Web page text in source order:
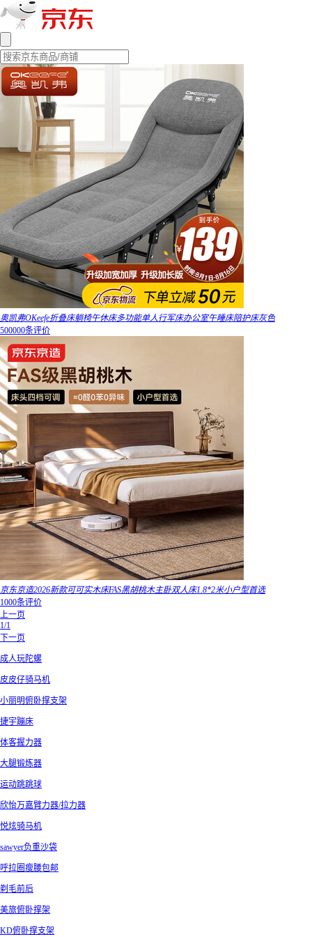
奥凯弗OKeefe折叠床躺椅午休床多功能单人行军床办公室午睡床陪护床灰色
500000条评价
京东京造2026新款可可实木床FAS黑胡桃木主卧双人床1.8*2米小户型首选
1000条评价
上一页
1/1
下一页
成人玩陀螺
皮皮仔骑马机
小丽明俯卧撑支架
捷宇蹦床
体客握力器
大腿锻炼器
运动跳跳球
欣怡万嘉臂力器/拉力器
悦炫骑马机
sawyer负重沙袋
呼拉圈瘦腰包邮
剃毛前后
美旅俯卧撑架
KD俯卧撑支架